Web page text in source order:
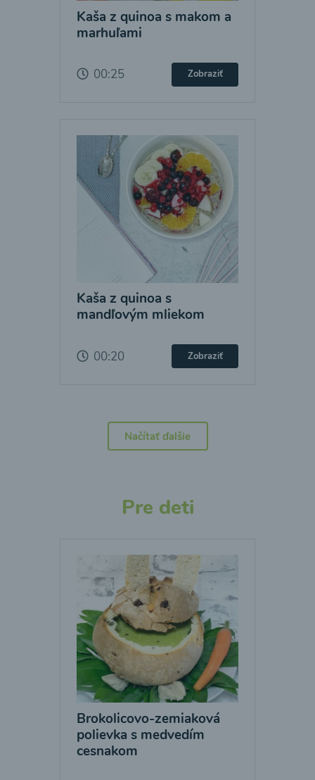
Kaša z quinoa s makom a
marhuľami
00:25 Zobraziť
Kaša z quinoa s
mandľovým mliekom
00:20 Zobraziť
Načítať ďalšie
Pre deti
Brokolicovo-zemiaková
polievka s medvedím
cesnakom